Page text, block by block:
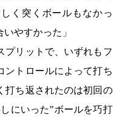
く突くボールもなかっ
やすかった」
プリットで、いずれもフ
ントロールによって打ち
打ち返されたのは初回の
にいった”ボールを巧打